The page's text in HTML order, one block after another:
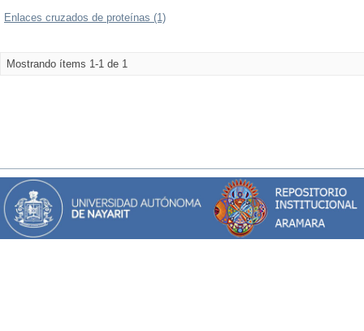
Enlaces cruzados de proteínas (1)
Mostrando ítems 1-1 de 1